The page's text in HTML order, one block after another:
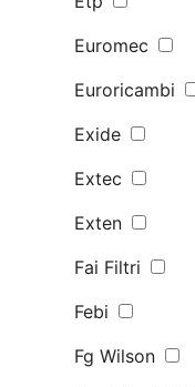
Euromec
Euroricambi
Exide
Extec
Exten
Fai Filtri
Febi
Fg Wilson